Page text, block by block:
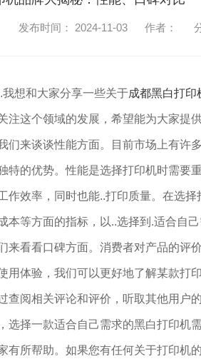
发布时间： 2024-11-03 作者：
我想和大家分享一些关于成都黑白打印
注这个领域的发展，希望能为大家提
们来谈谈性能方面。目前市场上有许
特的优势。性能是选择打印机时需要
作效率，同时也能..打印质量。在选
本等方面的指标，以..选择到.适合自己
来看看口碑方面。消费者对产品的评
用体验，我们可以更好地了解某款打
查阅相关评论和评价，听取其他用户
选择一款适合自己需求的黑白打印机
有所帮助。如果您有任何关于打印机